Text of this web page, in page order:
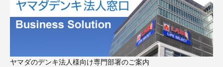
ヤマダのデンキ法人様向け専門部署のご案内